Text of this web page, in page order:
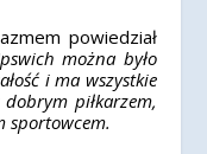
powiedział
można było
i ma wszystkie
piłkarzem,
sportowcem.